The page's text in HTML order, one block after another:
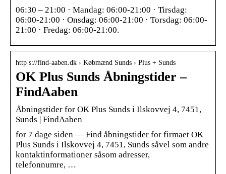
06:30 – 21:00 · Mandag: 06:00-21:00 · Tirsdag:
06:00-21:00 · Onsdag: 06:00-21:00 · Torsdag: 06:00-
21:00 · Fredag: 06:00-21:00.
http s://find-aaben.dk › Købmænd Sunds › Plus + Sunds
OK Plus Sunds Åbningstider –
FindAaben
Åbningstider for OK Plus Sunds i Ilskovvej 4, 7451,
Sunds | FindAaben
for 7 dage siden — Find åbningstider for firmaet OK
Plus Sunds i Ilskovvej 4, 7451, Sunds såvel som andre
kontaktinformationer såsom adresser,
telefonnumre, …